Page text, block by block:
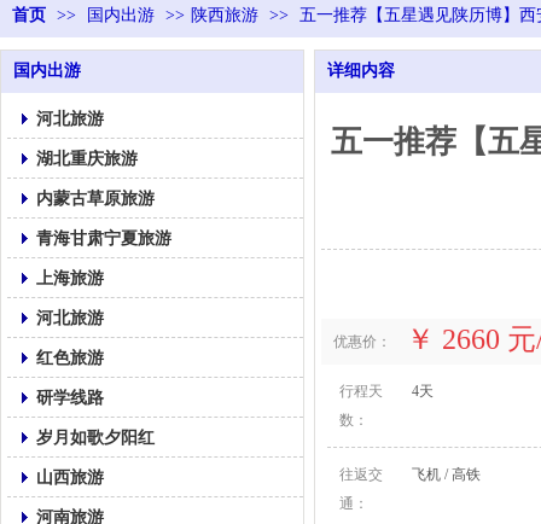
首页 >> 国内出游 >> 陕西旅游 >> 五一推荐【五星遇见陕历博】
国内出游
河北旅游
湖北重庆旅游
内蒙古草原旅游
青海甘肃宁夏旅游
上海旅游
河北旅游
红色旅游
研学线路
岁月如歌夕阳红
山西旅游
河南旅游
详细内容
五一推荐【五
优惠价： ￥ 2660
行程天
数：
4天
往返交
通：
飞机 / 高铁